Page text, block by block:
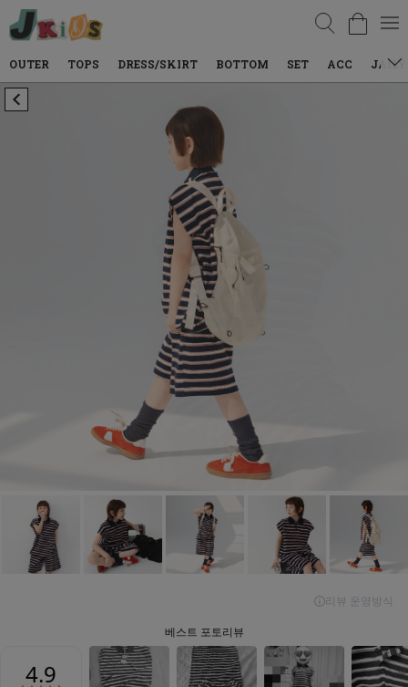
검색
TOPS DRESS/SKIRT BOTTOM SET ACC JAILY WEAR